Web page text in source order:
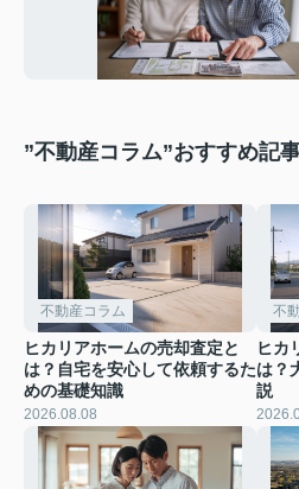
”不動産コラム”おすすめ記
不動産コラム
ヒカリアホームの売却査定と
は？自宅を安心して依頼するた
めの基礎知識
2026.08.08
不
ヒカ
は？
説